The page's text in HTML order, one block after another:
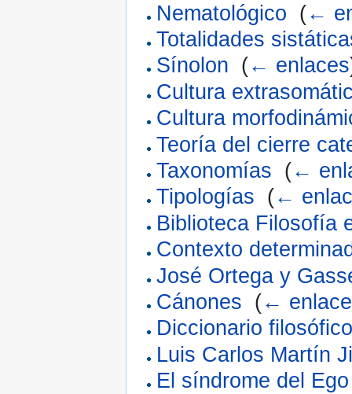
Nematológico (←
Totalidades
Sínolon (← enlaces
Cultura
Cultura
Teoría del cierre
Taxonomías (←
Tipologías (←
Biblioteca Filosofía
Contexto
José Ortega y
Cánones (←
Diccionario
Luis Carlos Martín
El síndrome del